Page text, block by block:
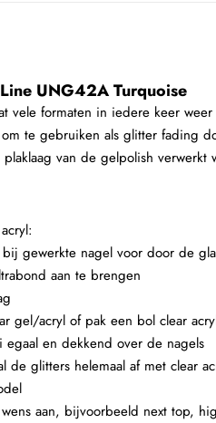
UNG42A Turquoise
vele formaten in iedere keer
te gebruiken als glitter fading
van de gelpolish verwerkt
gewerkte nagel voor door de
aan te brengen
gel/acryl of pak een bol clear
en dekkend over de nagels
de glitters helemaal af met clear
aan, bijvoorbeeld next top,